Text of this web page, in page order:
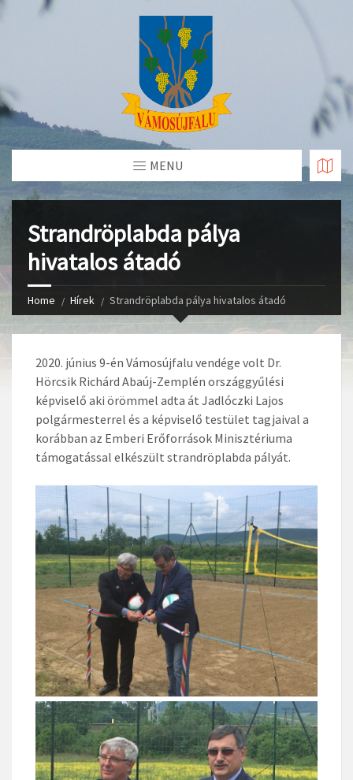
Skip
MENU
Strandröplabda pálya
hivatalos átadó
Home Hírek Strandröplabda pálya hivatalos átadó
2020. június 9-én Vámosújfalu vendége volt Dr.
Hörcsik Richárd Abaúj-Zemplén országgyűlési
képviselő aki örömmel adta át Jadlóczki Lajos
polgármesterrel és a képviselő testület tagjaival a
korábban az Emberi Erőforrások Minisztériuma
támogatással elkészült strandröplabda pályát.